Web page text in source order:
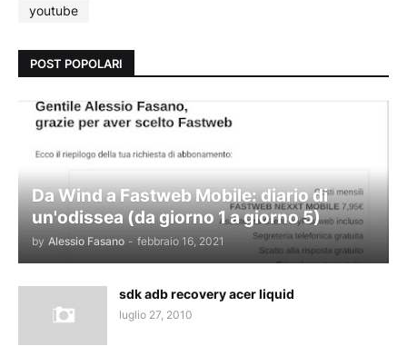
youtube
POST POPOLARI
Da Wind a Fastweb Mobile: diario di
un'odissea (da giorno 1 a giorno 5)
by Alessio Fasano - febbraio 16, 2021
sdk adb recovery acer liquid
luglio 27, 2010